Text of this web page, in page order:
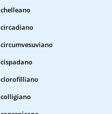
chelleano
circadiano
circumvesuviano
cispadano
clorofilliano
colligiano